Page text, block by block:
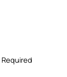
Required